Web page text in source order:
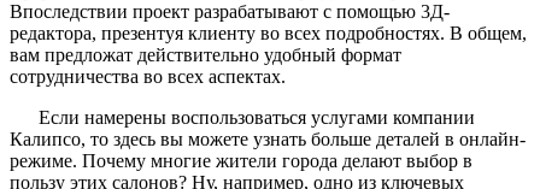
Впоследствии проект разрабатывают с помощью 3Д-
редактора, презентуя клиенту во всех подробностях. В общем,
вам предложат действительно удобный формат
сотрудничества во всех аспектах.
Если намерены воспользоваться услугами компании
Калипсо, то здесь вы можете узнать больше деталей в онлайн-
режиме. Почему многие жители города делают выбор в
пользу этих салонов? Ну, например, одно из ключевых